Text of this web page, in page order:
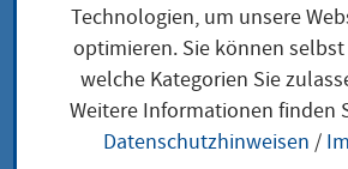
Malerei-
Technologien, um unsere
optimieren. Sie können
welche Kategorien Sie
Weitere Informationen finden
Datenschutzhinweisen /